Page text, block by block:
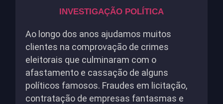
INVESTIGAÇÃO POLÍTICA
Ao longo dos anos ajudamos muitos
clientes na comprovação de crimes
eleitorais que culminaram com o
afastamento e cassação de alguns
políticos famosos. Fraudes em licitação,
contratação de empresas fantasmas e